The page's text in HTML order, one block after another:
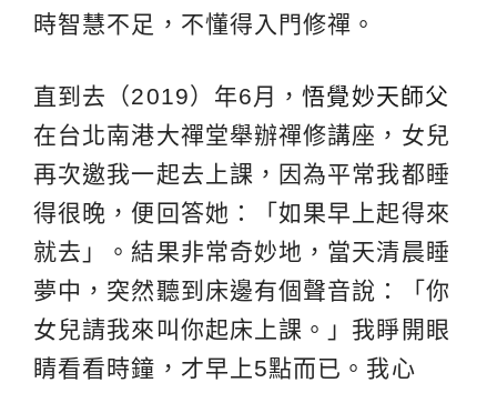
時智慧不足，不懂得入門修禪。
直到去（2019）年6月，悟覺妙天師父
在台北南港大禪堂舉辦禪修講座，女兒
再次邀我一起去上課，因為平常我都睡
得很晚，便回答她：「如果早上起得來
就去」。結果非常奇妙地，當天清晨睡
夢中，突然聽到床邊有個聲音說：「你
女兒請我來叫你起床上課。」我睜開眼
睛看看時鐘，才早上5點而已。我心